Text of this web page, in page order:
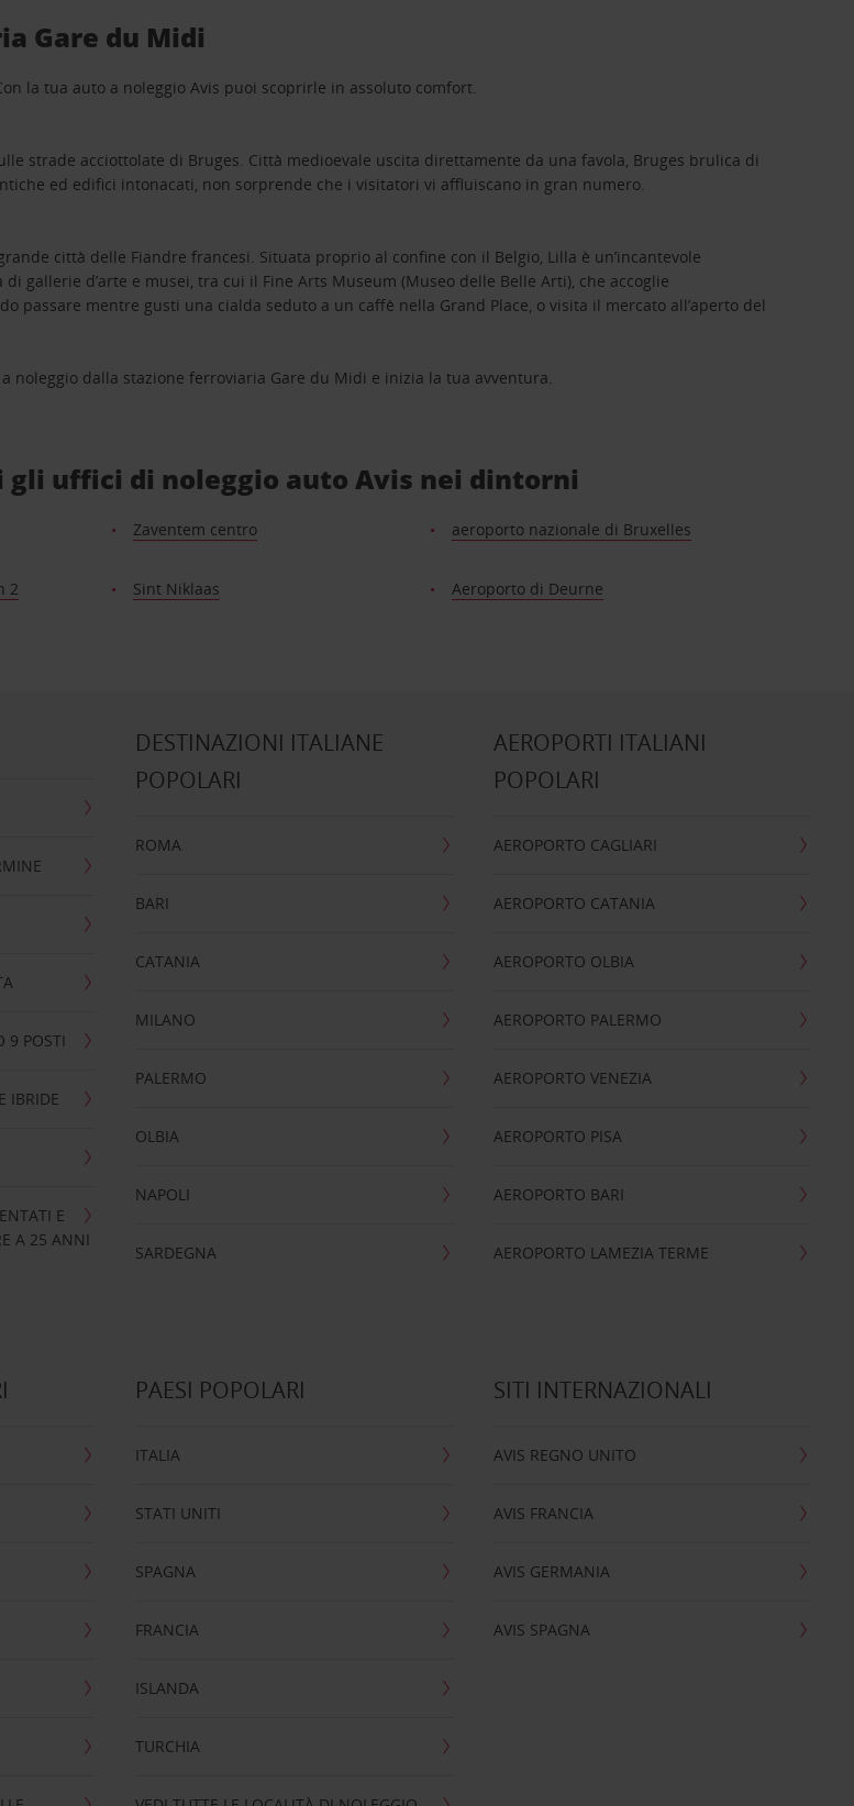
Gare du Midi
la tua auto a noleggio Avis puoi scoprirle in assoluto comfort.
strade acciottolate di Bruges. Città medioevale uscita direttamente da una favola, Bruges brulica di
ed edifici intonacati, non sorprende che i visitatori vi affluiscano in gran numero.
città delle Fiandre francesi. Situata proprio al confine con il Belgio, Lilla è un’incantevole
d’arte e musei, tra cui il Fine Arts Museum (Museo delle Belle Arti), che accoglie
passare mentre gusti una cialda seduto a un caffè nella Grand Place, o visita il mercato all’aperto del
dalla stazione ferroviaria Gare du Midi e inizia la tua avventura.
gli uffici di noleggio auto Avis nei dintorni
Zaventem centro aeroporto nazionale di Bruxelles
2 Sint Niklaas
Aeroporto di Deurne
9 POSTI
IBRIDE
E
A 25 ANNI
DESTINAZIONI ITALIANE
POPOLARI
ROMA
BARI
CATANIA
MILANO
PALERMO
OLBIA
NAPOLI
SARDEGNA
AEROPORTI ITALIANI
POPOLARI
AEROPORTO CAGLIARI
AEROPORTO CATANIA
AEROPORTO OLBIA
AEROPORTO PALERMO
AEROPORTO VENEZIA
AEROPORTO PISA
AEROPORTO BARI
AEROPORTO LAMEZIA TERME
PAESI POPOLARI
ITALIA
STATI UNITI
SPAGNA
FRANCIA
ISLANDA
TURCHIA
SITI INTERNAZIONALI
AVIS REGNO UNITO
AVIS FRANCIA
AVIS GERMANIA
AVIS SPAGNA